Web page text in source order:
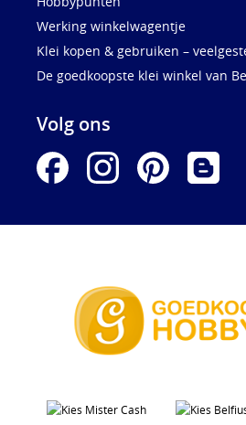
Werking winkelwagentje
Klei kopen & gebruiken –
De goedkoopste klei winkel van
Volg ons